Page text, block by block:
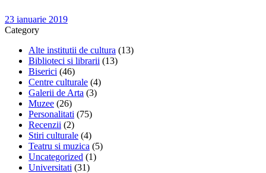
23 ianuarie 2019
Category
Alte institutii de cultura (13)
Biblioteci si librarii (13)
Biserici (46)
Centre culturale (4)
Galerii de Arta (3)
Muzee (26)
Personalitati (75)
Recenzii (2)
Stiri culturale (4)
Teatru si muzica (5)
Uncategorized (1)
Universitati (31)